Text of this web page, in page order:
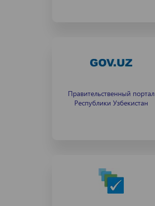
Правительственный портал
Республики Узбекистан